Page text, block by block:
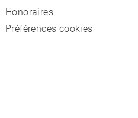
Honoraires
Préférences cookies